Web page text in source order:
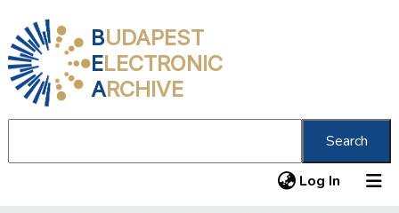
BUDAPEST
ELECTRONIC
ARCHIVE
Search
Log In (current)